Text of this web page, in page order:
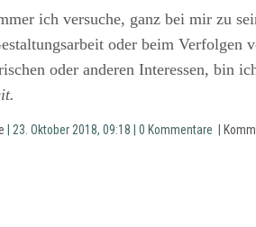
ich versuche, ganz bei mir zu
oder beim Verfolgen
oder anderen Interessen, bin
| 23. Oktober 2018, 09:18 | 0 Kommentare |